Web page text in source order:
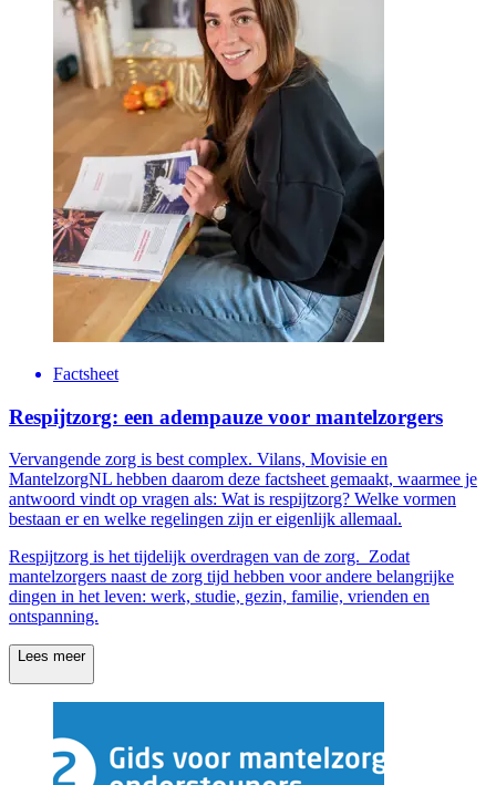
Factsheet
Respijtzorg: een adempauze voor mantelzorgers
Vervangende zorg is best complex. Vilans, Movisie en
MantelzorgNL hebben daarom deze factsheet gemaakt, waarmee je
antwoord vindt op vragen als: Wat is respijtzorg? Welke vormen
bestaan er en welke regelingen zijn er eigenlijk allemaal.
Respijtzorg is het tijdelijk overdragen van de zorg. Zodat
mantelzorgers naast de zorg tijd hebben voor andere belangrijke
dingen in het leven: werk, studie, gezin, familie, vrienden en
ontspanning.
Lees meer